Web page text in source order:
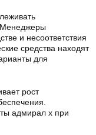
Менеджеры
и несоответствия
средства находят
для
рост
адмирал х при